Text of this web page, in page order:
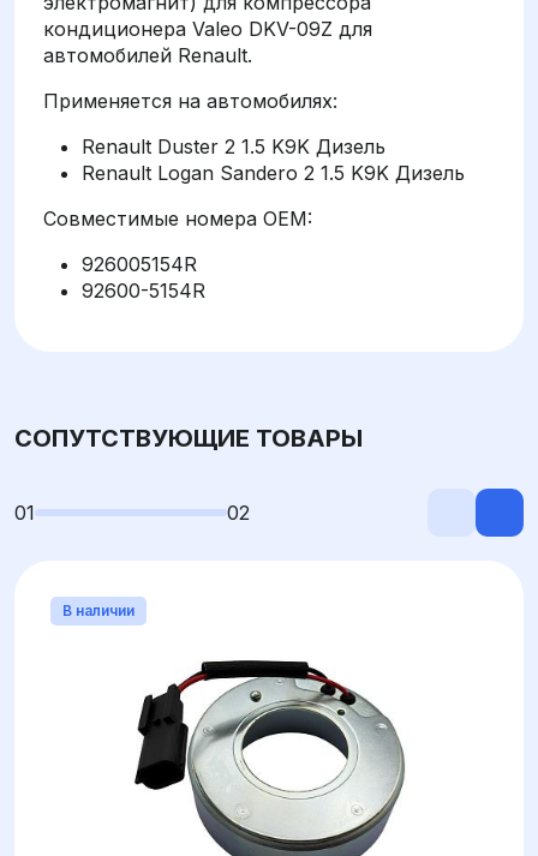
кондиционера Valeo DKV-09Z для
автомобилей Renault.
Применяется на автомобилях:
Renault Duster 2 1.5 K9K Дизель
Renault Logan Sandero 2 1.5 K9K Дизель
Совместимые номера OEM:
926005154R
92600-5154R
СОПУТСТВУЮЩИЕ ТОВАРЫ
01 02
В наличии